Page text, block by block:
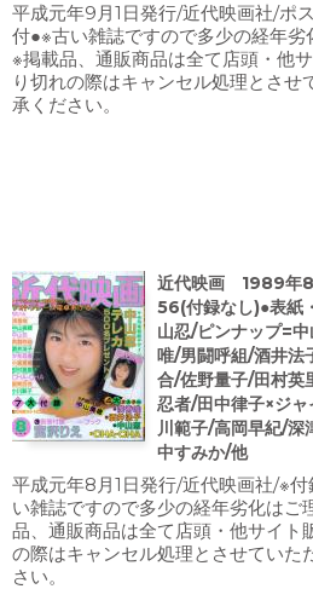
平成元年9月1日発行/近代映画社/ポ
付●※古い雑誌ですので多少の経年劣
※掲載品、通販商品は全て店頭・他
り切れの際はキャンセル処理とさせ
承ください。
近代映画 1989年
56(付録なし)●表紙
山忍/ピンナップ=
唯/男闘呼組/酒井法
合/佐野量子/田村英
忍者/田中律子×ジ
川範子/高岡早紀/深
中すみか/他
平成元年8月1日発行/近代映画社/※
い雑誌ですので多少の経年劣化はご
品、通販商品は全て店頭・他サイト
の際はキャンセル処理とさせていた
さい。